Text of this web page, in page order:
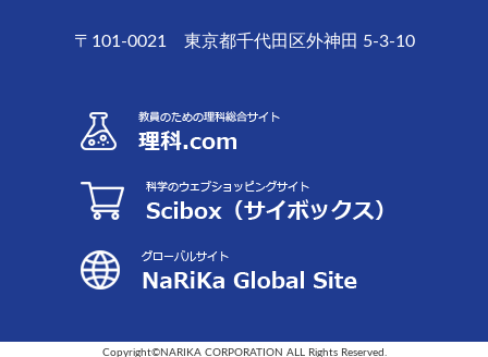
〒101-0021 東京都千代田区外神田 5-3-10
Copyright©NARIKA CORPORATION ALL Rights Reserved.